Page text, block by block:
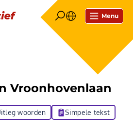
Menu
Vroonhovenlaan
woorden Simpele tekst